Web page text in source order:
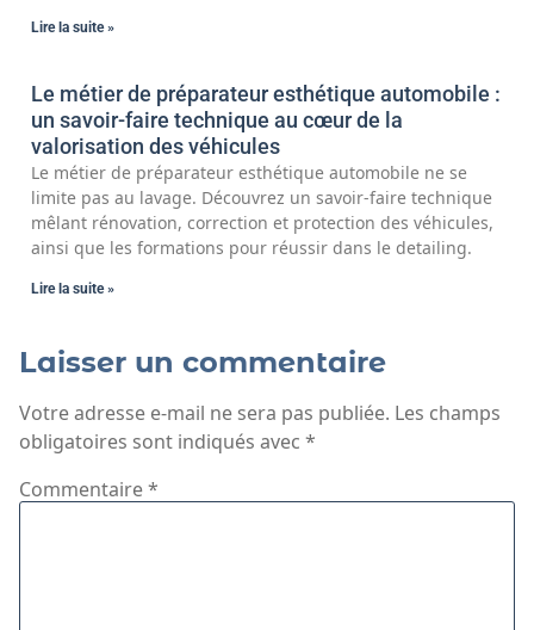
Lire la suite »
Le métier de préparateur esthétique automobile :
un savoir-faire technique au cœur de la
valorisation des véhicules
Le métier de préparateur esthétique automobile ne se
limite pas au lavage. Découvrez un savoir-faire technique
mêlant rénovation, correction et protection des véhicules,
ainsi que les formations pour réussir dans le detailing.
Lire la suite »
Laisser un commentaire
Votre adresse e-mail ne sera pas publiée. Les champs
obligatoires sont indiqués avec *
Commentaire*